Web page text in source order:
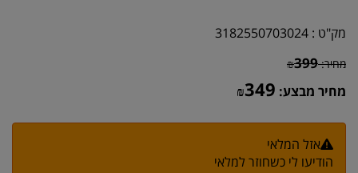
מק"ט : 3182550703024
מחיר: ₪399
מחיר מבצע: ₪349
אזל המלאי
הודיעו לי כשחוזר למלאי